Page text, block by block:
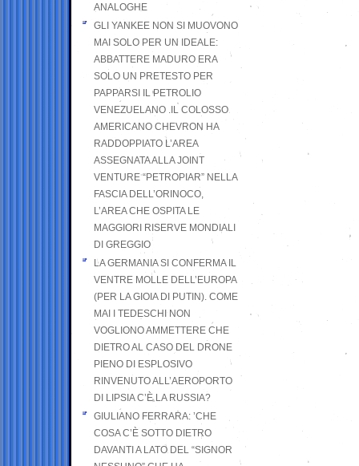
ANALOGHE
GLI YANKEE NON SI MUOVONO
MAI SOLO PER UN IDEALE:
ABBATTERE MADURO ERA
SOLO UN PRETESTO PER
PAPPARSI IL PETROLIO
VENEZUELANO .IL COLOSSO
AMERICANO CHEVRON HA
RADDOPPIATO L’AREA
ASSEGNATA ALLA JOINT
VENTURE “PETROPIAR” NELLA
FASCIA DELL’ORINOCO,
L’AREA CHE OSPITA LE
MAGGIORI RISERVE MONDIALI
DI GREGGIO
LA GERMANIA SI CONFERMA IL
VENTRE MOLLE DELL’EUROPA
(PER LA GIOIA DI PUTIN). COME
MAI I TEDESCHI NON
VOGLIONO AMMETTERE CHE
DIETRO AL CASO DEL DRONE
PIENO DI ESPLOSIVO
RINVENUTO ALL’AEROPORTO
DI LIPSIA C’È LA RUSSIA?
GIULIANO FERRARA: ’CHE
COSA C’È SOTTO DIETRO
DAVANTI A LATO DEL “SIGNOR